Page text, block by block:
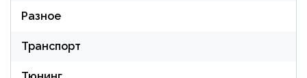
Разное
Транспорт